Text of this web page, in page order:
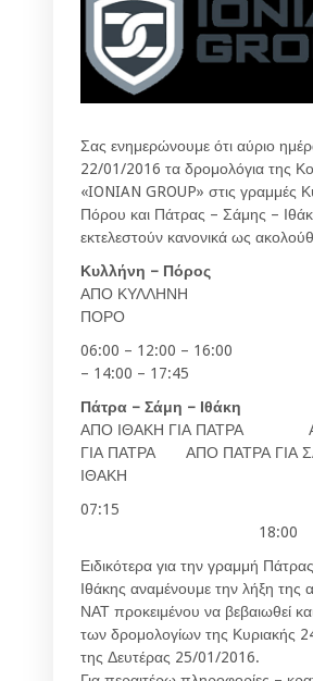
Σας ενημερώνουμε ότι αύριο
22/01/2016 τα δρομολόγια της
«IONIAN GROUP» στις γραμμές
Πόρου και Πάτρας – Σάμης –
εκτελεστούν κανονικά ως
Κυλλήνη – Πόρος
ΑΠΟ
ΠΟΡΟ
06:00 – 12:00 –
– 14:00 – 17:45
Πάτρα – Σάμη – Ιθάκη
ΑΠΟ ΙΘΑΚΗ ΓΙΑ ΠΑΤΡΑ
ΓΙΑ ΠΑΤΡΑ ΑΠΟ ΠΑΤΡΑ ΓΙΑ
ΙΘΑΚΗ
07:15
18:00
Ειδικότερα για την γραμμή
Ιθάκης αναμένουμε την λήξη της
ΝΑΤ προκειμένου να βεβαιωθεί
των δρομολογίων της Κυριακής
της Δευτέρας 25/01/2016.